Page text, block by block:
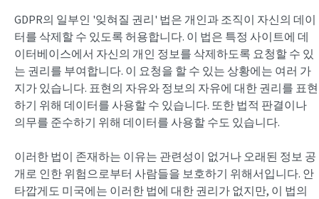
GDPR의 일부인 '잊혀질 권리' 법은 개인과 조직이 자신의 데이
터를 삭제할 수 있도록 허용합니다. 이 법은 특정 사이트에 데
이터베이스에서 자신의 개인 정보를 삭제하도록 요청할 수 있
는 권리를 부여합니다. 이 요청을 할 수 있는 상황에는 여러 가
지가 있습니다. 표현의 자유와 정보의 자유에 대한 권리를 표현
하기 위해 데이터를 사용할 수 있습니다. 또한 법적 판결이나
의무를 준수하기 위해 데이터를 사용할 수도 있습니다.
이러한 법이 존재하는 이유는 관련성이 없거나 오래된 정보 공
개로 인한 위험으로부터 사람들을 보호하기 위해서입니다. 안
타깝게도 미국에는 이러한 법에 대한 권리가 없지만, 이 법의